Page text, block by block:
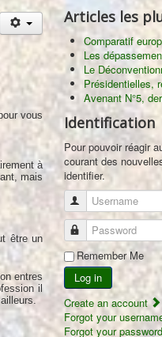
vous
à
mais
être un
entres
il
Articles les
Comparatif
Les
Le
Présidentielles,
Avenant N°5,
Identification
Pour pouvoir réagir
courant des
identifier.
Username
Password
Remember Me
Log in
Create an account
Forgot your
Forgot your